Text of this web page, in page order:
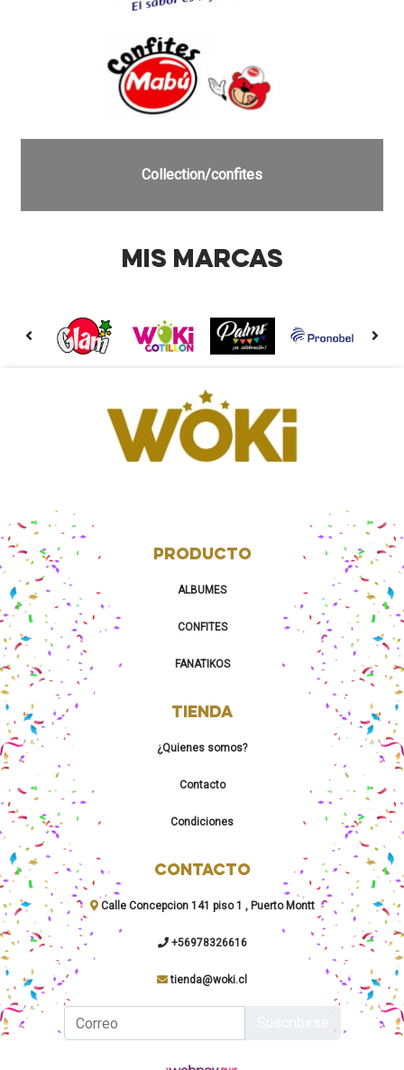
Collection/confites
MIS MARCAS
PRODUCTO
ALBUMES
CONFITES
FANATIKOS
TIENDA
¿Quienes somos?
Contacto
Condiciones
CONTACTO
Calle Concepcion 141 piso 1 , Puerto Montt
+56978326616
tienda@woki.cl